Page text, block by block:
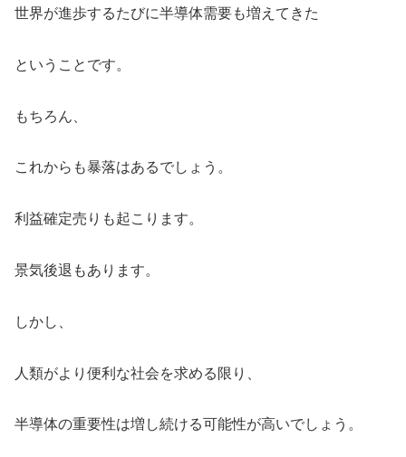
世界が進歩するたびに半導体需要も増えてきた
ということです。
もちろん、
これからも暴落はあるでしょう。
利益確定売りも起こります。
景気後退もあります。
しかし、
人類がより便利な社会を求める限り、
半導体の重要性は増し続ける可能性が高いでしょう。